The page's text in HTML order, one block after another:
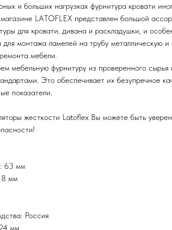
и больших нагрузках фурнитура кровати
LATOFLEX представлен большой
для кровати, дивана и раскладушки, и
для монтажа ламелей на трубу металлическую
мебели.
мебельную фурнитуру из проверенного сырья
Это обеспечивает их безупречное
показатели.
жесткости Latoflex Вы можете быть
63 мм
8 мм
Россия
мм